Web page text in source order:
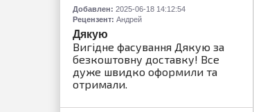
Добавлен: 2025-06-18 14:12:54
Рецензент: Андрей
Дякую
Вигідне фасування Дякую за
безкоштовну доставку! Все
дуже швидко оформили та
отримали.